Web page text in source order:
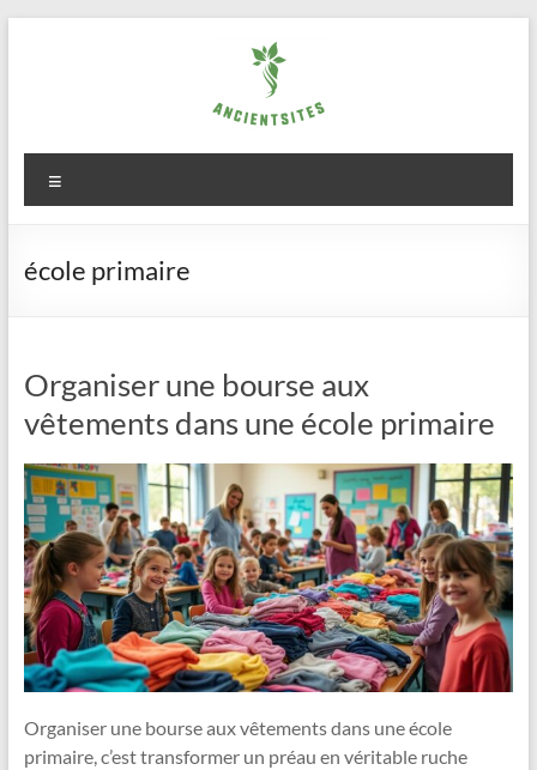
ancientsites.eu
école primaire
Organiser une bourse aux
vêtements dans une école primaire
Organiser une bourse aux vêtements dans une école
primaire, c’est transformer un préau en véritable ruche